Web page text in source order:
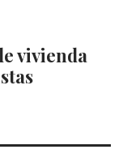
vivienda